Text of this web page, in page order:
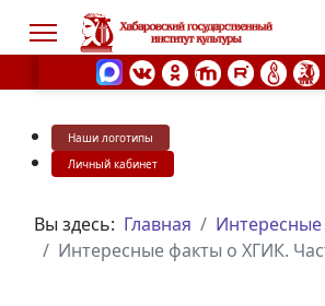
Наши логотипы
Личный кабинет
Вы здесь: Главная
Интересные факты о ХГИК.